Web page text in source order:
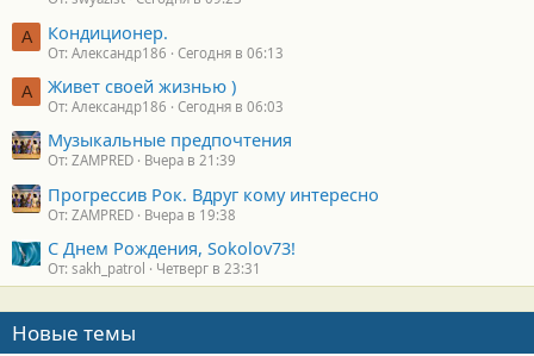
А Кондиционер.
От: Александр186 Сегодня в 06:13
А Живет своей жизнью )
От: Александр186 Сегодня в 06:03
Музыкальные предпочтения
От: ZAMPRED Вчера в 21:39
Прогрессив Рок. Вдруг кому интересно
От: ZAMPRED Вчера в 19:38
С Днем Рождения, Sokolov73!
От: sakh_patrol Четверг в 23:31
Новые темы